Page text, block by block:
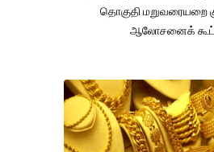
தொகுதி மறுவரையறை
ஆலோசனைக்